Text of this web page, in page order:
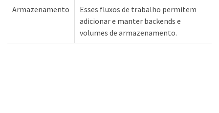
Armazenamento
Esses fluxos de trabalho permitem
adicionar e manter backends e
volumes de armazenamento.